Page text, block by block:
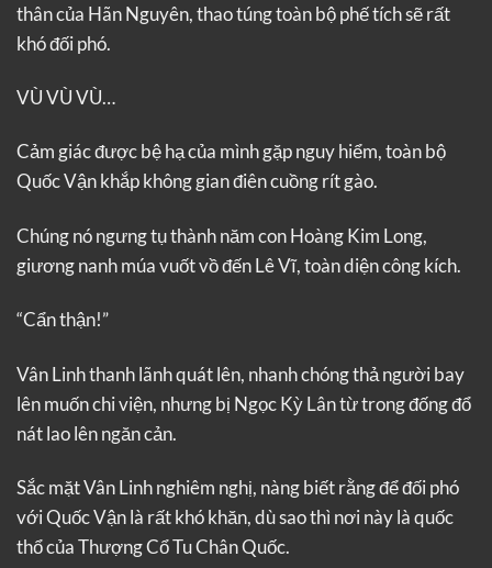
thân của Hãn Nguyên, thao túng toàn bộ phế tích sẽ rất
khó đối phó.
VÙ VÙ VÙ…
Cảm giác được bệ hạ của mình gặp nguy hiểm, toàn bộ
Quốc Vận khắp không gian điên cuồng rít gào.
Chúng nó ngưng tụ thành năm con Hoàng Kim Long,
giương nanh múa vuốt vồ đến Lê Vĩ, toàn diện công kích.
“Cẩn thận!”
Vân Linh thanh lãnh quát lên, nhanh chóng thả người bay
lên muốn chi viện, nhưng bị Ngọc Kỳ Lân từ trong đống đổ
nát lao lên ngăn cản.
Sắc mặt Vân Linh nghiêm nghị, nàng biết rằng để đối phó
với Quốc Vận là rất khó khăn, dù sao thì nơi này là quốc
thổ của Thượng Cổ Tu Chân Quốc.